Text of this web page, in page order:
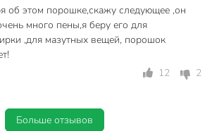
об этом порошке,скажу следующее ,он
много пены,я беру его для
,для мазутных вещей, порошок
12
2
Больше отзывов